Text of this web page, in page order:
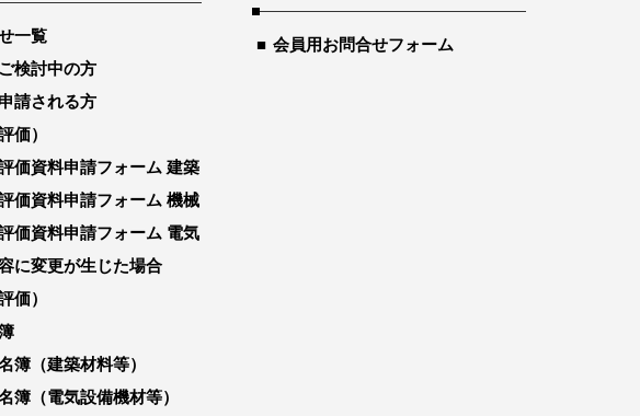
一覧
検討中の方
請される方
価）
価資料申請フォーム 建築
価資料申請フォーム 機械
価資料申請フォーム 電気
に変更が生じた場合
価）
簿（建築材料等）
簿（電気設備機材等）
会員用お問合せフォーム